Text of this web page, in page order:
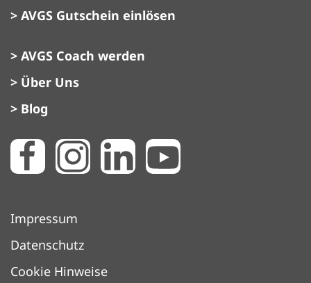
> AVGS Gutschein einlösen
> AVGS Coach werden
> Über Uns
> Blog
Impressum
Datenschutz
Cookie Hinweise